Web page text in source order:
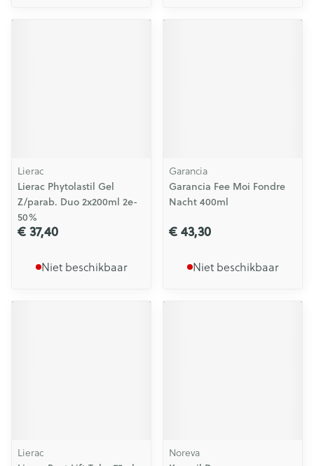
Lierac
Lierac Phytolastil Gel
Z/parab. Duo 2x200ml 2e-
50%
€ 37,40
Niet beschikbaar
Garancia
Garancia Fee Moi Fondre
Nacht 400ml
€ 43,30
Niet beschikbaar
Lierac Noreva